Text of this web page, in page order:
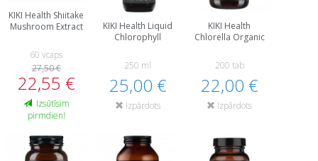
KIKI Health Shiitake
Mushroom Extract
60 vcaps
27,50 €
22,55 €
Izsūtīsim
pirmdien!
KIKI Health Liquid
Chlorophyll
250 ml
25,00 €
Izpārdots
KIKI Health
Chlorella Organic
200 tab
22,00 €
Izpārdots